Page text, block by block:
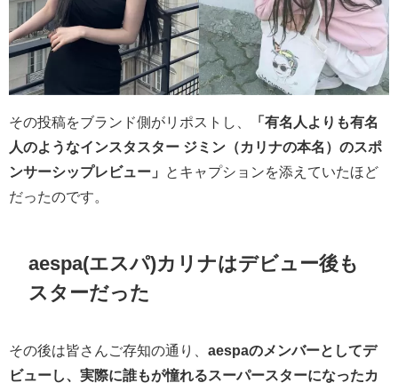
その投稿をブランド側がリポストし、
「有名人よりも有名
人のようなインスタスター ジミン（カリナの本名）のスポ
ンサーシップレビュー」
とキャプションを添えていたほど
だったのです。
aespa(エスパ)カリナはデビュー後も
スターだった
その後は皆さんご存知の通り、 aespaのメンバーとしてデ
ビューし、実際に誰もが憧れるスーパースターになったカ